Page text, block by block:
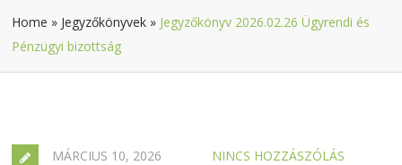
Home » Jegyzőkönyvek » Jegyzőkönyv 2026.02.26 Ügyrendi és
Pénzügyi bizottság
MÁRCIUS 10, 2026 NINCS HOZZÁSZÓLÁS